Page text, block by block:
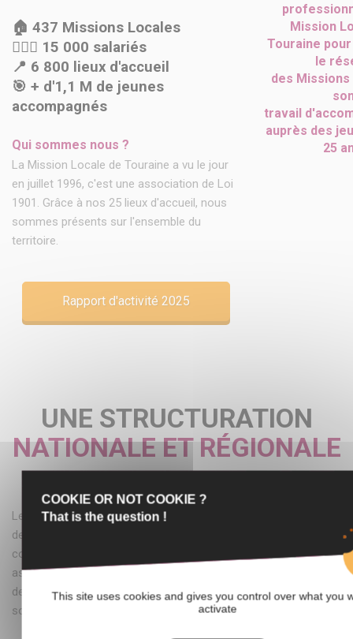
🏠 437 Missions Locales
🙋🏽‍♂️ 15 000 salariés
📍 6 800 lieux d'accueil
🎯 + d'1,1 M de jeunes
accompagnés
Qui sommes nous ?
La Mission Locale de Touraine a vu le jour
en juillet 1996, c'est une association de Loi
1901. Grâce à nos 25 lieux d'accueil, nous
sommes présents sur l'ensemble du
territoire.
Rapport d'activité 2025
Mission
Touraine
le
des
travail
auprès des
25
UNE STRUCTURATION
NATIONALE ET RÉGIONALE
Les Missions Locales ont un statut associatif et les présidents
de leurs conseils d'administration sont toujours des élus des
collectivités locales. Elles fédèrent au sein de leurs instances
associatives les élus des collectivités territoriales, les services
de l'Etat, France Travail, les partenaires économiques et
sociaux et du monde associatif.
COOKIE OR NOT COOKIE ?
That is the question !
This site uses cookies and gives you control over what you
activate